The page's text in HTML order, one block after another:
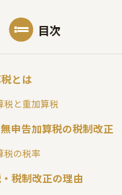
目次
とは
税と重加算税
申告加算税の税制改正
税の税率
税制改正の理由